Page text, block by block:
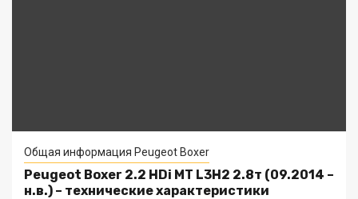
Общая информация Peugeot Boxer
Peugeot Boxer 2.2 HDi MT L3H2 2.8т (09.2014 –
н.в.) – технические характеристики